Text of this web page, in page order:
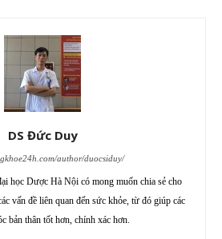
DS Đức Duy
author/duocsiduy/
học Dược Hà Nội có mong muốn chia sẻ cho
vấn đề liên quan đến sức khỏe, từ đó giúp các
bản thân tốt hơn, chính xác hơn.